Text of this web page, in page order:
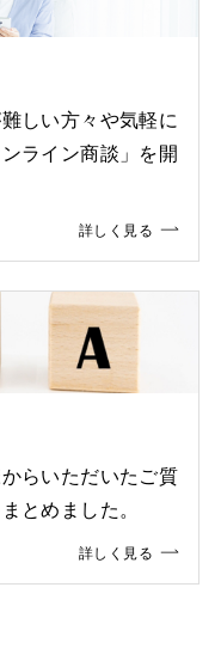
しい方々や気軽に
ライン商談」を開
詳しく見る
らいただいたご質
とめました。
詳しく見る